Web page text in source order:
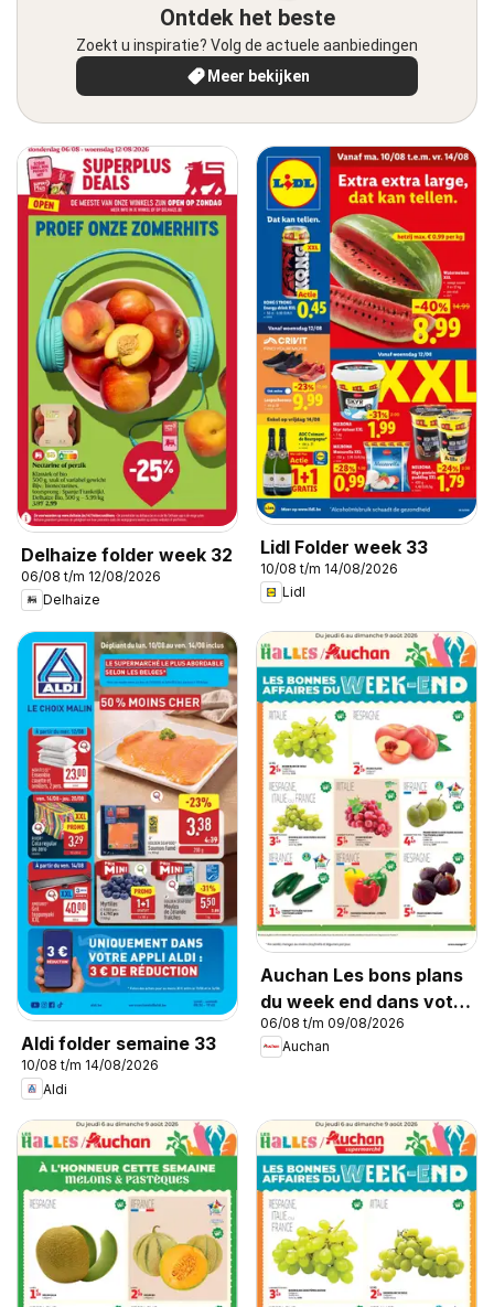
Ontdek het beste
Zoekt u inspiratie? Volg de actuele aanbiedingen
Meer bekijken
Delhaize folder week 32
06/08 t/m 12/08/2026
Delhaize
Lidl Folder week 33
10/08 t/m 14/08/2026
Lidl
Aldi folder semaine 33
10/08 t/m 14/08/2026
Aldi
Auchan Les bons plans
du week end dans votre
hyper !
06/08 t/m 09/08/2026
Auchan